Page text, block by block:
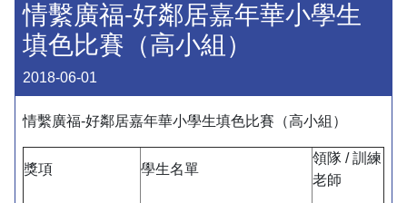
情繫廣福-好鄰居嘉年華小學生
填色比賽（高小組）
2018-06-01
情繫廣福-好鄰居嘉年華小學生填色比賽（高小組）
獎項 學生名單
領隊 / 訓練
老師